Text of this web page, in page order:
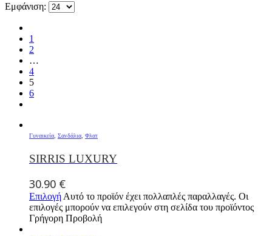
Εμφάνιση:
1
2
…
4
5
6
Γυναικεία Σανδάλια Φλατ
SIRRIS LUXURY
30.90 €
Επιλογή Αυτό το προϊόν έχει πολλαπλές παραλλαγές. Οι
επιλογές μπορούν να επιλεγούν στη σελίδα του προϊόντος
Γρήγορη Προβολή